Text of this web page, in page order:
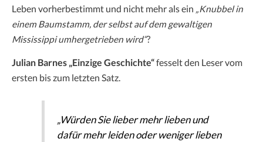
Leben vorherbestimmt und nicht mehr als ein „Knubbel in
einem Baumstamm, der selbst auf dem gewaltigen
Mississippi umhergetrieben wird“?
Julian Barnes „Einzige Geschichte“fesselt den Leser vom
ersten bis zum letzten Satz.
„Würden Sie lieber mehr lieben und
dafür mehr leiden oder weniger lieben